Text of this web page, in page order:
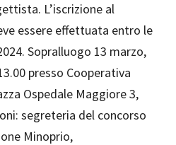
L’iscrizione al
essere effettuata entro le
Sopralluogo 13 marzo,
presso Cooperativa
Ospedale Maggiore 3,
segreteria del concorso
Minoprio,